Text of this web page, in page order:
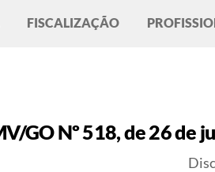
FISCALIZAÇÃO
GO Nº 518, de 26 de